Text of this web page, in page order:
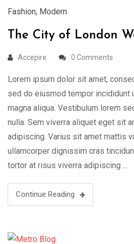
Fashion, Modern
The City of London
Accepire 0 Comments
Lorem ipsum dolor sit amet,
sed do eiusmod tempor incididunt
magna aliqua. Vestibulum lorem
nulla. Sem viverra aliquet eget sit
adipiscing. Varius sit amet mattis
ullamcorper dignissim cras
tortor at risus viverra adipiscing …
Continue Reading